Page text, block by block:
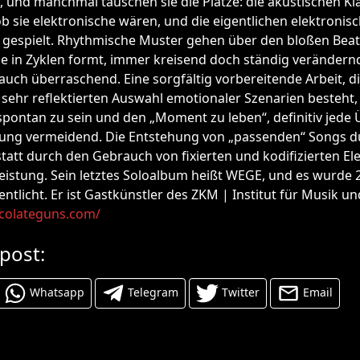
sie elektronische wären, und die eigentlichen
Rhythmische Muster gehen über den bloßen
in Zyklen formt, immer kreisend doch ständig
überraschend. Eine sorgfältig vorbereitende Arbeit,
reflektierten Auswahl emotionaler Szenarien besteht,
zu sein und den „Moment zu leben“, definitiv jede
vermeidend. Die Entstehung von „passenden“ Songs
durch den Gebrauch von fixierten und kodifizierten
Sein letztes Soloalbum heißt WEGE, und es wurde
Er ist Gastkünstler des ZKM | Institut für Musik
Whatsapp Telegram Twitter Email